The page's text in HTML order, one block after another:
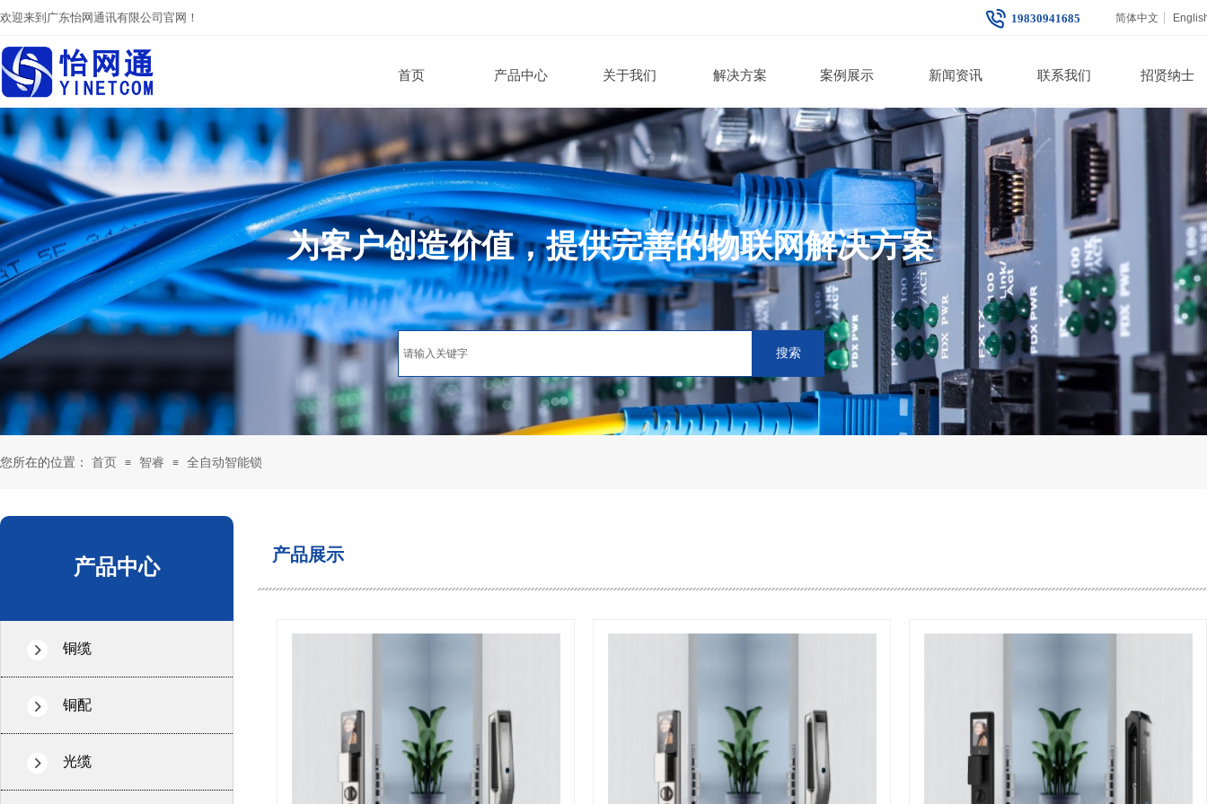
欢迎来到广东怡网通讯有限公司官网！ 简体中文
19830941685
新闻资讯
案例展示 联系我们
产品中心
首页 关于我们 招贤纳士
解决方案
为客户创造价值，提供完善的物联网解决方案
搜索
您所在的位置： 首页 ≡ 智睿 ≡ 全自动智能锁
产品中心
产品展示
铜缆
铜配
光缆